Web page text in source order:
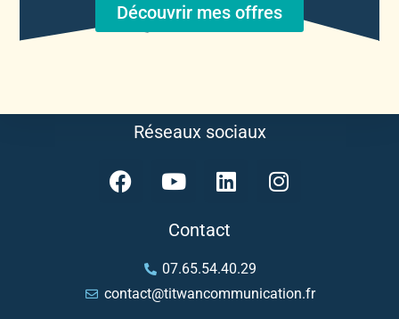
Découvrir mes offres
Réseaux sociaux
Contact
07.65.54.40.29
contact@titwancommunication.fr